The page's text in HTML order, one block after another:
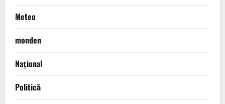
Meteo
monden
Național
Politică